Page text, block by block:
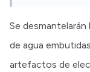
Se
de agua
artefactos de